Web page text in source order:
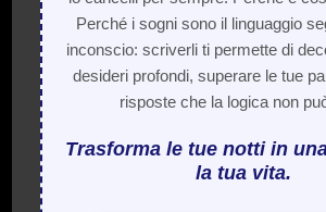
Perché i sogni sono il linguaggio
inconscio: scriverli ti permette di
desideri profondi, superare le tue
risposte che la logica non
Trasforma le tue notti in
la tua vita.